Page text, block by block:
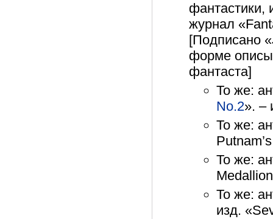
фантастики,
журнал
[Подписано
форме
фантаста]
То же:
No.2». –
То же:
То же:
То же:
изд.